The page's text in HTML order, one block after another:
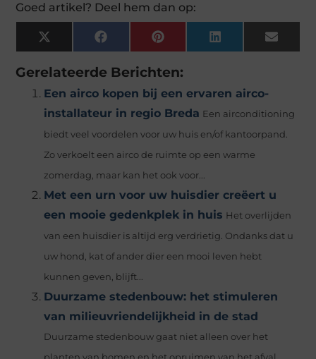
Goed artikel? Deel hem dan op:
X
(Twitter)
FacebookPinterest LinkedIn Email
Gerelateerde Berichten:
Een airco kopen bij een ervaren airco-
installateur in regio Breda Een airconditioning
biedt veel voordelen voor uw huis en/of kantoorpand.
Zo verkoelt een airco de ruimte op een warme
zomerdag, maar kan het ook voor...
Met een urn voor uw huisdier creëert u
een mooie gedenkplek in huis Het overlijden
van een huisdier is altijd erg verdrietig. Ondanks dat u
uw hond, kat of ander dier een mooi leven hebt
kunnen geven, blijft...
Duurzame stedenbouw: het stimuleren
van milieuvriendelijkheid in de stad
Duurzame stedenbouw gaat niet alleen over het